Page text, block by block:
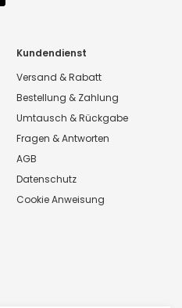
Kundendienst
Versand & Rabatt
Bestellung & Zahlung
Umtausch & Rückgabe
Fragen & Antworten
AGB
Datenschutz
Cookie Anweisung